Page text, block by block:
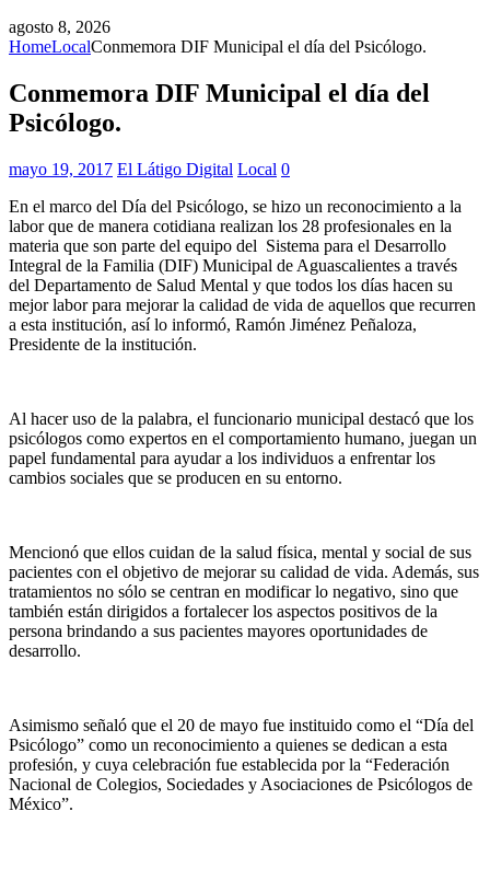
agosto 8, 2026
HomeLocalConmemora DIF Municipal el día del Psicólogo.
Conmemora DIF Municipal el día del
Psicólogo.
mayo 19, 2017 El Látigo Digital Local 0
En el marco del Día del Psicólogo, se hizo un reconocimiento a la
labor que de manera cotidiana realizan los 28 profesionales en la
materia que son parte del equipo del Sistema para el Desarrollo
Integral de la Familia (DIF) Municipal de Aguascalientes a través
del Departamento de Salud Mental y que todos los días hacen su
mejor labor para mejorar la calidad de vida de aquellos que recurren
a esta institución, así lo informó, Ramón Jiménez Peñaloza,
Presidente de la institución.
Al hacer uso de la palabra, el funcionario municipal destacó que los
psicólogos como expertos en el comportamiento humano, juegan un
papel fundamental para ayudar a los individuos a enfrentar los
cambios sociales que se producen en su entorno.
Mencionó que ellos cuidan de la salud física, mental y social de sus
pacientes con el objetivo de mejorar su calidad de vida. Además, sus
tratamientos no sólo se centran en modificar lo negativo, sino que
también están dirigidos a fortalecer los aspectos positivos de la
persona brindando a sus pacientes mayores oportunidades de
desarrollo.
Asimismo señaló que el 20 de mayo fue instituido como el “Día del
Psicólogo” como un reconocimiento a quienes se dedican a esta
profesión, y cuya celebración fue establecida por la “Federación
Nacional de Colegios, Sociedades y Asociaciones de Psicólogos de
México”.